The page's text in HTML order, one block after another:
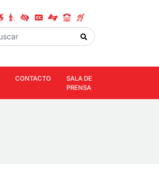
CONTACTO
SALA DE
PRENSA